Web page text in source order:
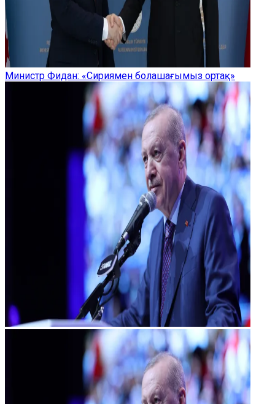
Министр Фидан: «Сириямен болашағымыз ортақ»